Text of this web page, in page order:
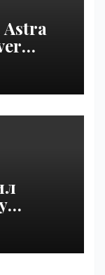
|